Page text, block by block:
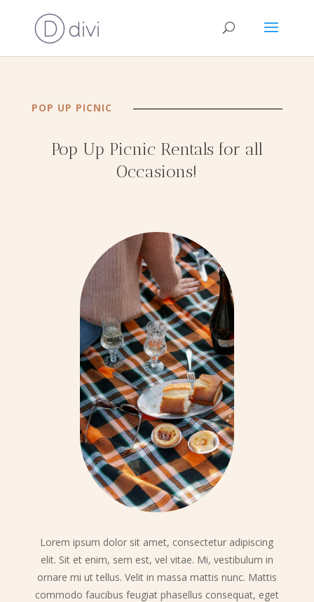
POP UP PICNIC
Pop Up Picnic Rentals for all
Occasions!
Lorem ipsum dolor sit amet, consectetur adipiscing
elit. Sit et enim, sem est, vel vitae. Mi, vestibulum in
ornare mi ut tellus. Velit in massa mattis nunc. Mattis
commodo faucibus feugiat phasellus consequat, eget